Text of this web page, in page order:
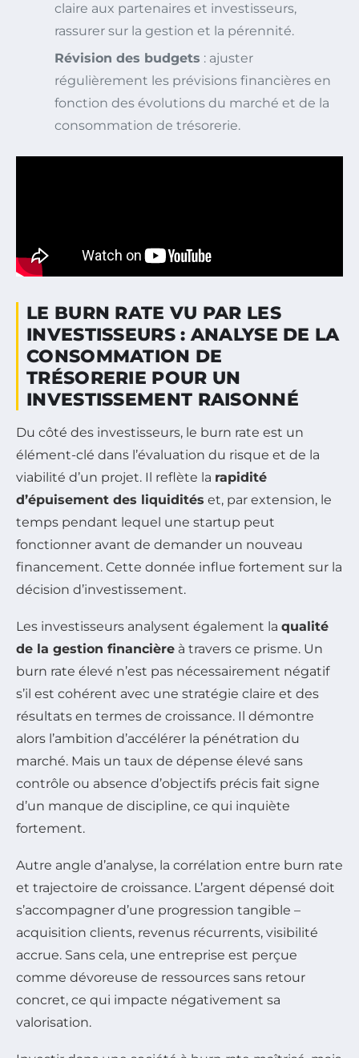
claire aux partenaires et investisseurs,
rassurer sur la gestion et la pérennité.
Révision des budgets : ajuster
régulièrement les prévisions financières en
fonction des évolutions du marché et de la
consommation de trésorerie.
LE BURN RATE VU PAR LES
INVESTISSEURS : ANALYSE DE LA
CONSOMMATION DE
TRÉSORERIE POUR UN
INVESTISSEMENT RAISONNÉ
Du côté des investisseurs, le burn rate est un
élément-clé dans l’évaluation du risque et de la
viabilité d’un projet. Il reflète la rapidité
d’épuisement des liquidités et, par extension, le
temps pendant lequel une startup peut
fonctionner avant de demander un nouveau
financement. Cette donnée influe fortement sur la
décision d’investissement.
Les investisseurs analysent également la qualité
de la gestion financière à travers ce prisme. Un
burn rate élevé n’est pas nécessairement négatif
s’il est cohérent avec une stratégie claire et des
résultats en termes de croissance. Il démontre
alors l’ambition d’accélérer la pénétration du
marché. Mais un taux de dépense élevé sans
contrôle ou absence d’objectifs précis fait signe
d’un manque de discipline, ce qui inquiète
fortement.
Autre angle d’analyse, la corrélation entre burn rate
et trajectoire de croissance. L’argent dépensé doit
s’accompagner d’une progression tangible –
acquisition clients, revenus récurrents, visibilité
accrue. Sans cela, une entreprise est perçue
comme dévoreuse de ressources sans retour
concret, ce qui impacte négativement sa
valorisation.